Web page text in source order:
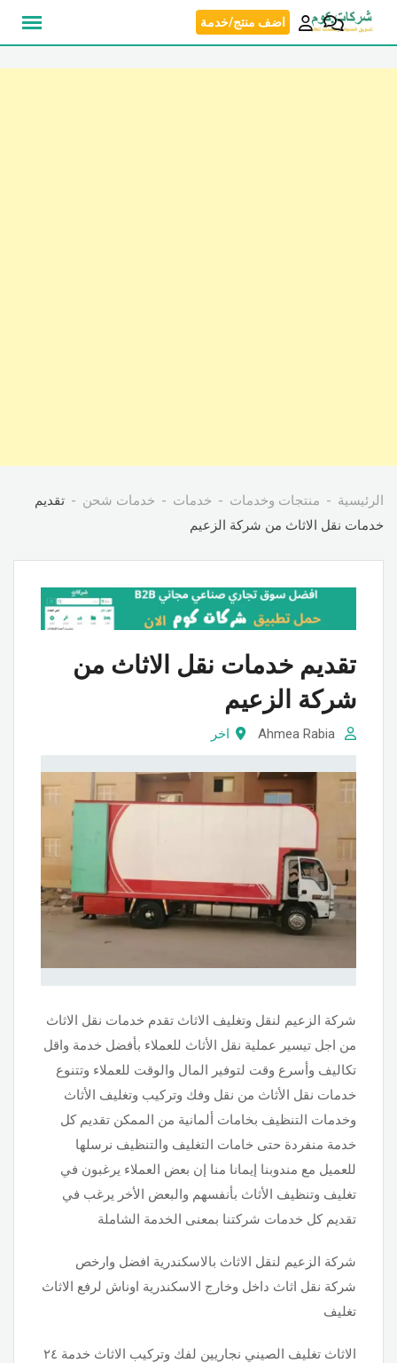
انتقل
اضف منتج/خدمة
الرئيسية منتجات وخدمات خدمات خدمات شحن
تقديم
خدمات نقل الاثاث من شركة الزعيم
تقديم خدمات نقل الاثاث من
شركة الزعيم
اخر
شركة الزعيم لنقل وتغليف الاثاث تقدم خدمات نقل الاثاث
من اجل تيسير عملية نقل الأثاث للعملاء بأفضل خدمة واقل
تكاليف وأسرع وقت لتوفير المال والوقت للعملاء وتتنوع
خدمات نقل الأثاث من نقل وفك وتركيب وتغليف الأثاث
وخدمات التنظيف بخامات ألمانية من الممكن تقديم كل
خدمة منفردة حتى خامات التغليف والتنظيف نرسلها
للعميل مع مندوبنا إيمانا منا إن بعض العملاء يرغبون في
تغليف وتنظيف الأثاث بأنفسهم والبعض الأخر يرغب في
تقديم كل خدمات شركتنا بمعنى الخدمة الشاملة
شركة الزعيم لنقل الاثاث بالاسكندرية افضل وارخص
شركة نقل اثاث داخل وخارج الاسكندرية اوناش لرفع الاثاث
تغليف
الاثاث تغليف الصيني نجاريين لفك وتركيب الاثاث خدمة ٢٤